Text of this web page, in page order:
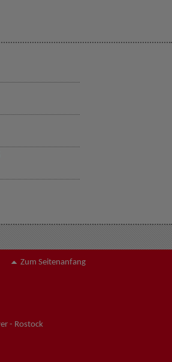
Zum Seitenanfang
- Rostock